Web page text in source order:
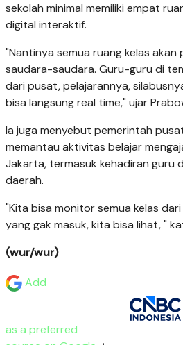
sekolah minimal memiliki empat
digital interaktif.
"Nantinya semua ruang kelas
saudara-saudara. Guru-guru di
dari pusat, pelajarannya,
bisa langsung real time," ujar
Ia juga menyebut pemerintah
memantau aktivitas belajar
Jakarta, termasuk kehadiran guru
daerah.
"Kita bisa monitor semua kelas
yang gak masuk, kita bisa lihat, "
(wur/wur)
Add
as a preferred